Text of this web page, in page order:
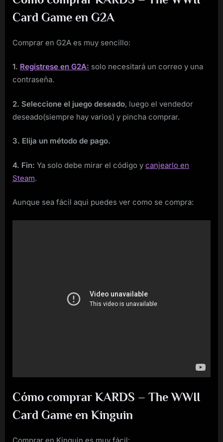
Card Game en G2A
Comprar en G2A es muy sencillo:
1. Registrese en G2A: solo necesitará un correo y una
contraseña.
2. Seleccione el juego deseado, luego el vendedor
deseado(siempre hay varios) y pincha comprar.
3. Elija un método de pago.
4. Fin: Ya solo debe mirar el código y canjearlo en
Steam.
Aunque sea fácil aqui puedes ver como se compra:
Cómo comprar KARDS – The WWII
Card Game en Kinguin